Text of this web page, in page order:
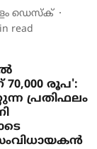
ഡെസ്ക്
read
രൂപ':
പ്രതിഫലം